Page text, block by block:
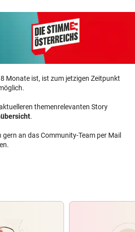
Monate ist, ist zum jetzigen Zeitpunkt
themenrelevanten Story
.
gern an das Community-Team per Mail